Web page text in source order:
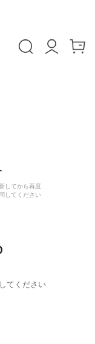
してから再度
してください
てください